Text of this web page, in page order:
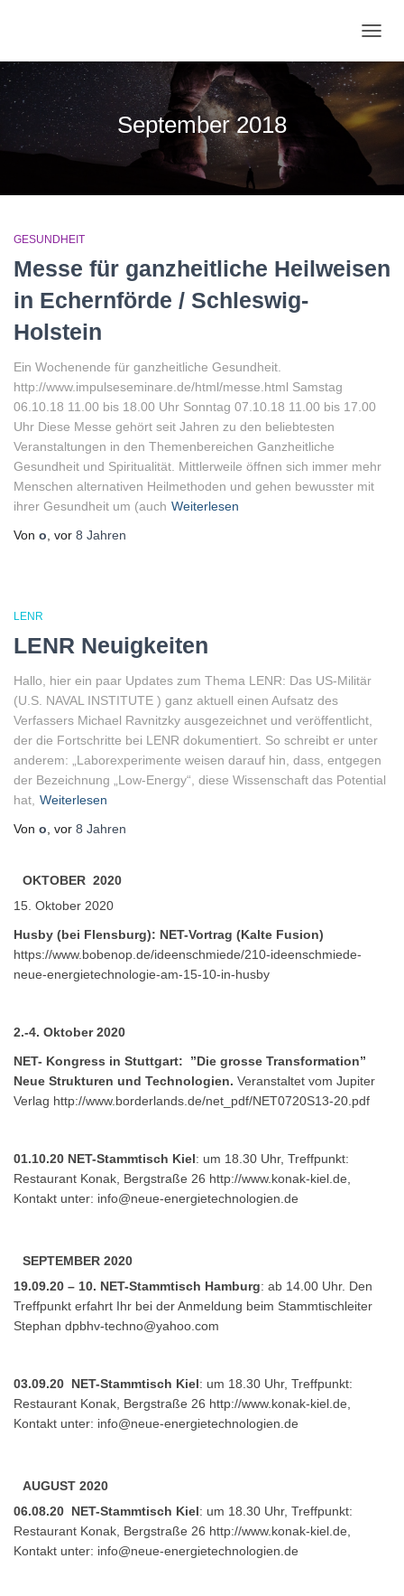
September 2018
GESUNDHEIT
Messe für ganzheitliche Heilweisen
in Echernförde / Schleswig-
Holstein
Ein Wochenende für ganzheitliche Gesundheit.
http://www.impulseseminare.de/html/messe.html Samstag
06.10.18 11.00 bis 18.00 Uhr Sonntag 07.10.18 11.00 bis 17.00
Uhr Diese Messe gehört seit Jahren zu den beliebtesten
Veranstaltungen in den Themenbereichen Ganzheitliche
Gesundheit und Spiritualität. Mittlerweile öffnen sich immer mehr
Menschen alternativen Heilmethoden und gehen bewusster mit
ihrer Gesundheit um (auch Weiterlesen
Von o , vor 8 Jahren
LENR
LENR Neuigkeiten
Hallo, hier ein paar Updates zum Thema LENR: Das US-Militär
(U.S. NAVAL INSTITUTE ) ganz aktuell einen Aufsatz des
Verfassers Michael Ravnitzky ausgezeichnet und veröffentlicht,
der die Fortschritte bei LENR dokumentiert. So schreibt er unter
anderem: „Laborexperimente weisen darauf hin, dass, entgegen
der Bezeichnung „Low-Energy“, diese Wissenschaft das Potential
hat, Weiterlesen
Von o , vor 8 Jahren
OKTOBER 2020
15. Oktober 2020
Husby (bei Flensburg): NET-Vortrag (Kalte Fusion)
https://www.bobenop.de/ideenschmiede/210-ideenschmiede-
neue-energietechnologie-am-15-10-in-husby
2.-4. Oktober 2020
NET- Kongress in Stuttgart: ”Die grosse Transformation”
Neue Strukturen und Technologien. Veranstaltet vom Jupiter
Verlag http://www.borderlands.de/net_pdf/NET0720S13-20.pdf
01.10.20 NET-Stammtisch Kiel: um 18.30 Uhr, Treffpunkt:
Restaurant Konak, Bergstraße 26 http://www.konak-kiel.de,
Kontakt unter: info@neue-energietechnologien.de
SEPTEMBER 2020
19.09.20 – 10. NET-Stammtisch Hamburg: ab 14.00 Uhr. Den
Treffpunkt erfahrt Ihr bei der Anmeldung beim Stammtischleiter
Stephan dpbhv-techno@yahoo.com
03.09.20 NET-Stammtisch Kiel: um 18.30 Uhr, Treffpunkt:
Restaurant Konak, Bergstraße 26 http://www.konak-kiel.de,
Kontakt unter: info@neue-energietechnologien.de
AUGUST 2020
06.08.20 NET-Stammtisch Kiel: um 18.30 Uhr, Treffpunkt:
Restaurant Konak, Bergstraße 26 http://www.konak-kiel.de,
Kontakt unter: info@neue-energietechnologien.de